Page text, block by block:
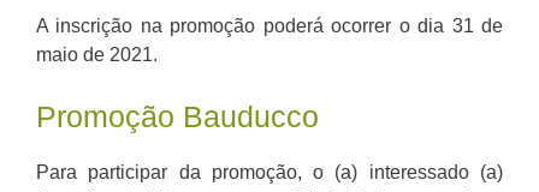
A inscrição na promoção poderá ocorrer o dia 31 de
maio de 2021.
Promoção Bauducco
Para participar da promoção, o (a) interessado (a)